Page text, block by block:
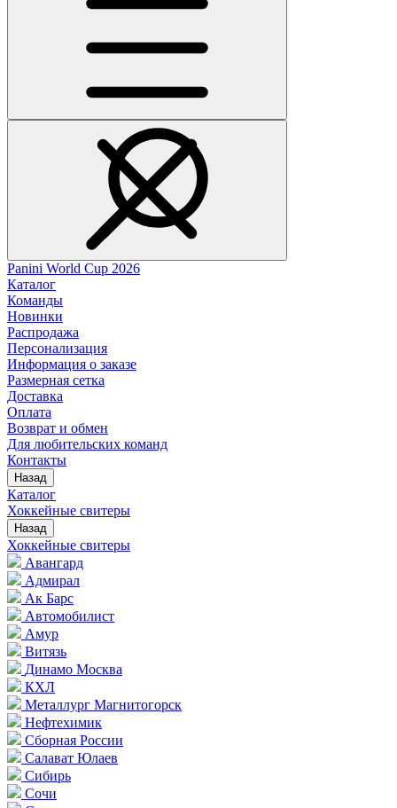
Panini World Cup 2026
Каталог
Команды
Новинки
Распродажа
Персонализация
Информация о заказе
Размерная сетка
Доставка
Оплата
Возврат и обмен
Для любительских команд
Контакты
Назад
Каталог
Хоккейные свитеры
Назад
Хоккейные свитеры
Авангард
Адмирал
Ак Барс
Автомобилист
Амур
Витязь
Динамо Москва
КХЛ
Металлург Магнитогорск
Нефтехимик
Сборная России
Салават Юлаев
Сибирь
Сочи